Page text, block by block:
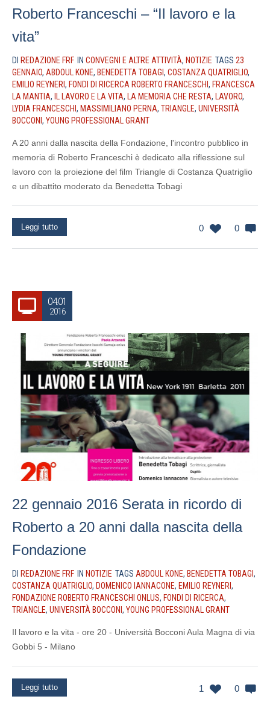
Roberto Franceschi – “Il lavoro e la
vita”
DI REDAZIONE FRF IN CONVEGNI E ALTRE ATTIVITÀ, NOTIZIE TAGS 23
GENNAIO, ABDOUL KONE, BENEDETTA TOBAGI , COSTANZA QUATRIGLIO,
EMILIO REYNERI, FONDI DI RICERCA ROBERTO FRANCESCHI , FRANCESCA
LA MANTIA, IL LAVORO E LA VITA, LA MEMORIA CHE RESTA, LAVORO,
LYDIA FRANCESCHI , MASSIMILIANO PERNA, TRIANGLE, UNIVERSITÀ
BOCCONI , YOUNG PROFESSIONAL GRANT
A 20 anni dalla nascita della Fondazione, l'incontro pubblico in
memoria di Roberto Franceschi è dedicato alla riflessione sul
lavoro con la proiezione del film Triangle di Costanza Quatriglio
e un dibattito moderato da Benedetta Tobagi
0 0
Leggi tutto
04.01
2016
22 gennaio 2016 Serata in ricordo di
Roberto a 20 anni dalla nascita della
Fondazione
DI REDAZIONE FRF IN NOTIZIE TAGS ABDOUL KONE, BENEDETTA TOBAGI ,
COSTANZA QUATRIGLIO, DOMENICO IANNACONE, EMILIO REYNERI ,
FONDAZIONE ROBERTO FRANCESCHI ONLUS, FONDI DI RICERCA,
TRIANGLE, UNIVERSITÀ BOCCONI , YOUNG PROFESSIONAL GRANT
Il lavoro e la vita - ore 20 - Università Bocconi Aula Magna di via
Gobbi 5 - Milano
1 0
Leggi tutto